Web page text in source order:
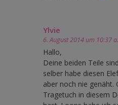
Ylvie
6. August 2014 um 10:37
Hallo,
Deine beiden Teile
selber habe diesen
aber noch nie genäht.
Tragetuch in diesem